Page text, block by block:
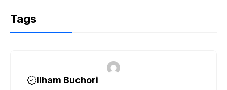
Tags
Ilham Buchori